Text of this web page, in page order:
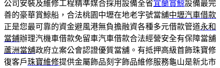
公司安裝及維修工程精準媒合採用設備全省宜蘭賞鯨設備最完
善的豪華賞鯨船，合法桃園中壢在地老字號當舖中壢汽車借款
正是您最可靠的資金避風港無負擔融資各種多元借款管道永和
當鋪辦理汽機車借款免留車汽車借款合法經營安全有保障當舖
蘆洲當舖政府立案公會認證優質當舖。有抵押高級首飾珠寶修
復客戶珠寶維修提供金屬飾品刻字飾品維修服務龜山是新北市